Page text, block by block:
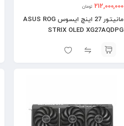
212,000,000 تومان
مانیتور 27 اینچ ایسوس ASUS ROG
STRIX OLED XG27AQDPG